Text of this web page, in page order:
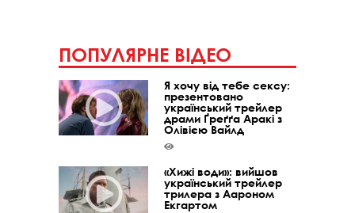
ПОПУЛЯРНЕ ВІДЕО
Я хочу від тебе сексу:
презентовано
український трейлер
драми Ґреґґа Аракі з
Олівією Вайлд
«Хижі води»: вийшов
український трейлер
трилера з Аароном
Екгартом